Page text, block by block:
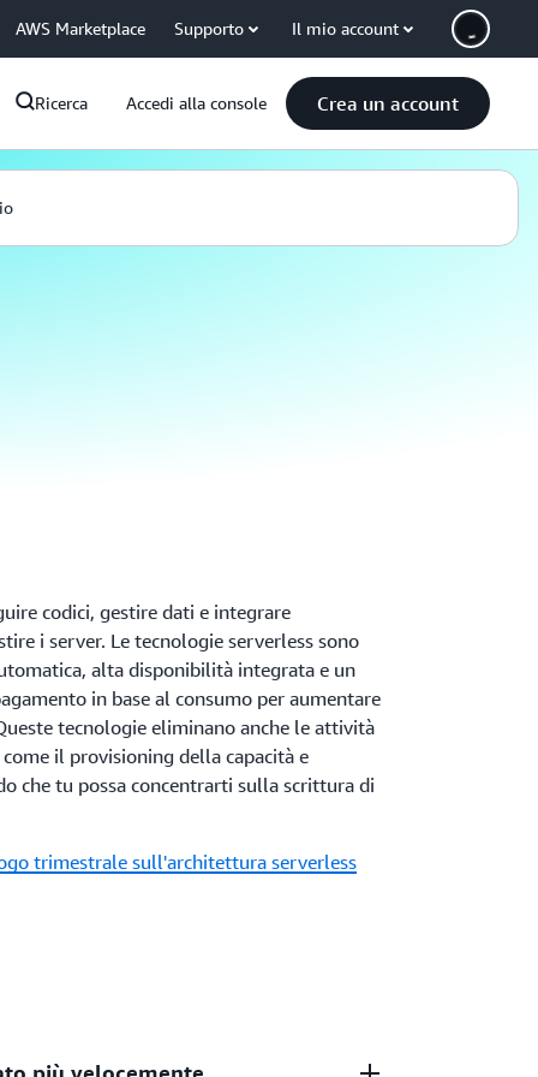
AWS Marketplace Supporto Il mio account
Ricerca Accedi alla console Crea un account
codici, gestire dati e integrare
i server. Le tecnologie serverless sono
alta disponibilità integrata e un
in base al consumo per aumentare
tecnologie eliminano anche le attività
il provisioning della capacità e
che tu possa concentrarti sulla scrittura di
trimestrale sull'architettura serverless